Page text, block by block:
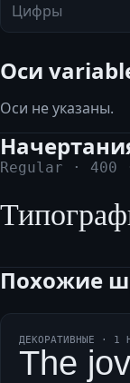
Цифры
Оси
Оси не указаны.
Regular · 400
Похожие
ДЕКОРАТИВНЫЕ · 1
The